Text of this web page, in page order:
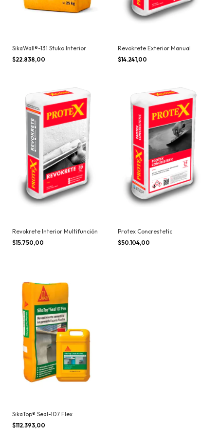
SikaWall®-131 Stuko Interior
$22.838,00
Revokrete Exterior Manual
$14.241,00
Revokrete Interior Multifunción
$15.750,00
Protex Concrestetic
$50.104,00
SikaTop® Seal-107 Flex
$112.393,00